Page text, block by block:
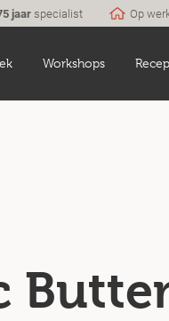
jaarspecialist Op
Workshops